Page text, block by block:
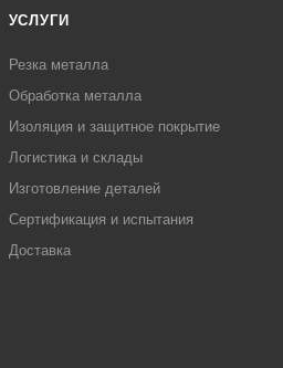
УСЛУГИ
Резка металла
Обработка металла
Изоляция и защитное покрытие
Логистика и склады
Изготовление деталей
Сертификация и испытания
Доставка